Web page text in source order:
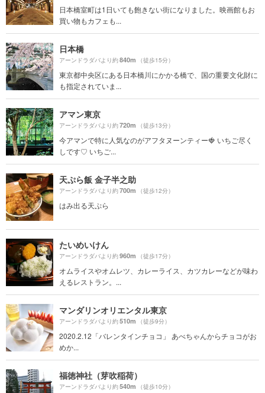
日本橋室町は1日いても飽きない街になりました。映画館もお
買い物もカフェも...
日本橋
アーンドラダバより約840m （徒歩15分）
東京都中央区にある日本橋川にかかる橋で、国の重要文化財に
も指定されていま...
アマン東京
アーンドラダバより約720m （徒歩13分）
今アマンで特に人気なのがアフタヌーンティー🍓 いちご尽く
しです♡ いちご...
天ぷら飯 金子半之助
アーンドラダバより約700m （徒歩12分）
はみ出る天ぷら
たいめいけん
アーンドラダバより約960m （徒歩17分）
オムライスやオムレツ、カレーライス、カツカレーなどが味わ
えるレストラン。...
マンダリンオリエンタル東京
アーンドラダバより約510m （徒歩9分）
2020.2.12「バレンタインチョコ」 あべちゃんからチョコがお
めか...
福徳神社（芽吹稲荷）
アーンドラダバより約540m （徒歩10分）